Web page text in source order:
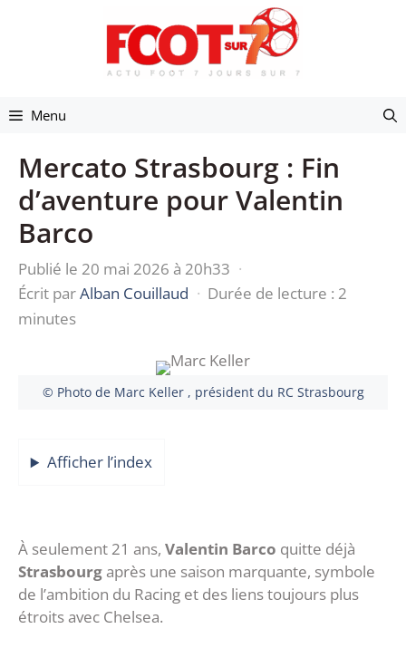
Menu
Mercato Strasbourg : Fin
d’aventure pour Valentin
Barco
Publié le 20 mai 2026 à 20h33 ·
Écrit parAlban Couillaud · Durée de lecture : 2
minutes
© Photo de Marc Keller , président du RC Strasbourg
Afficher l’index
À seulement 21 ans, Valentin Barco quitte déjà
Strasbourgaprès une saison marquante, symbole
de l’ambition du Racing et des liens toujours plus
étroits avec Chelsea.